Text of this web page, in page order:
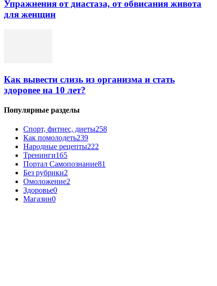
Упражнения от диастаза, от обвисания живота
для женщин
Как вывести слизь из организма и стать
здоровее на 10 лет?
Популярные разделы
Спорт, фитнес, диеты258
Как помолодеть239
Народные рецепты222
Тренинги165
Портал Самопознание81
Без рубрики2
Омоложение2
Здоровье0
Магазин0